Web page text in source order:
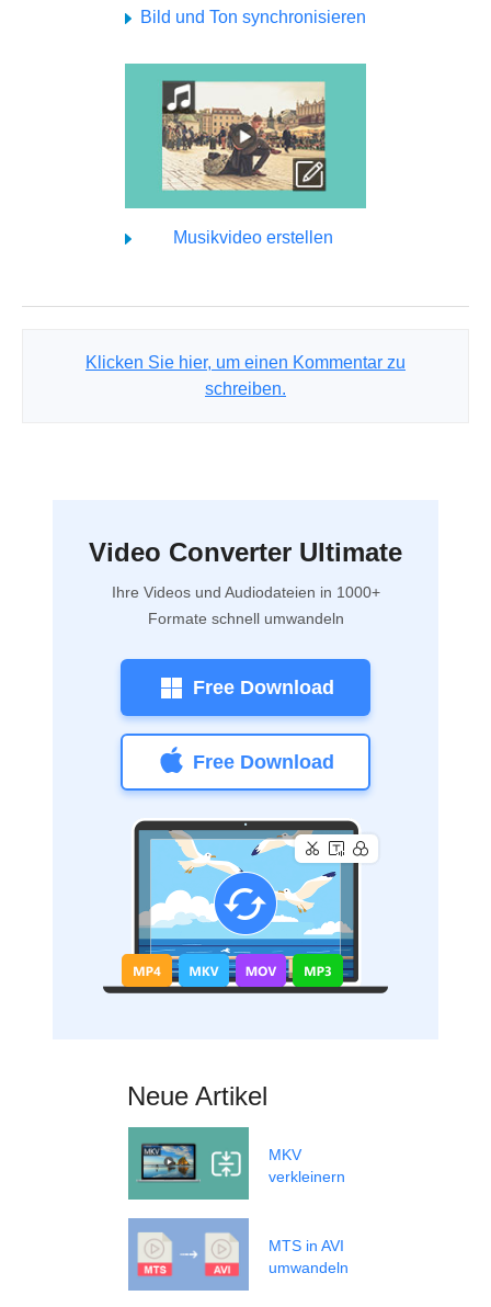
Bild und Ton synchronisieren
Musikvideo erstellen
Klicken Sie hier, um einen Kommentar zu
schreiben.
Video Converter Ultimate
Ihre Videos und Audiodateien in 1000+
Formate schnell umwandeln
Free Download
Free Download
Neue Artikel
MKV
verkleinern
MTS in AVI
umwandeln